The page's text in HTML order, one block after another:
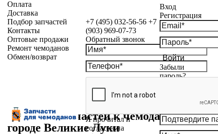
+7 (495) 032-56-56 +7
(903) 969-07-73
Обратный звонок
Я прочитал и
согласен на
Вход
Регистрация
Войти
Забыли
пароль?
Оплата
Доставка
Подбор запчастей
Контакты
Оптовые продажи
Ремонт чемоданов
Обмен/возврат
Магазин запчастей к чемоданам в
городе Великие Луки